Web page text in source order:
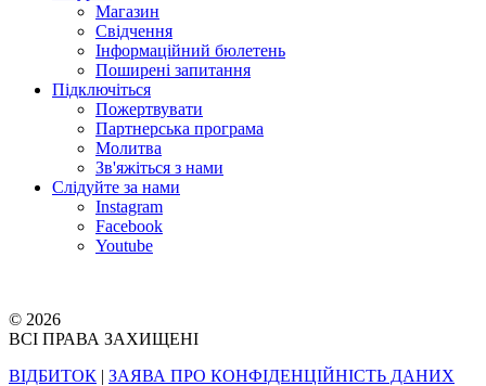
Магазин
Свідчення
Інформаційний бюлетень
Поширені запитання
Підключіться
Пожертвувати
Партнерська програма
Молитва
Зв'яжіться з нами
Слідуйте за нами
Instagram
Facebook
Youtube
© 2026
ВСІ ПРАВА ЗАХИЩЕНІ
ВІДБИТОК | ЗАЯВА ПРО КОНФІДЕНЦІЙНІСТЬ ДАНИХ